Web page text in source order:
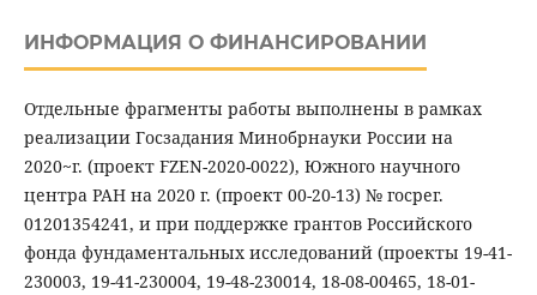
ИНФОРМАЦИЯ О ФИНАНСИРОВАНИИ
Отдельные фрагменты работы выполнены в рамках
реализации Госзадания Минобрнауки России на
2020~г. (проект FZEN-2020-0022), Южного научного
центра РАН на 2020 г. (проект 00-20-13) № госрег.
01201354241, и при поддержке грантов Российского
фонда фундаментальных исследований (проекты 19-41-
230003, 19-41-230004, 19-48-230014, 18-08-00465, 18-01-